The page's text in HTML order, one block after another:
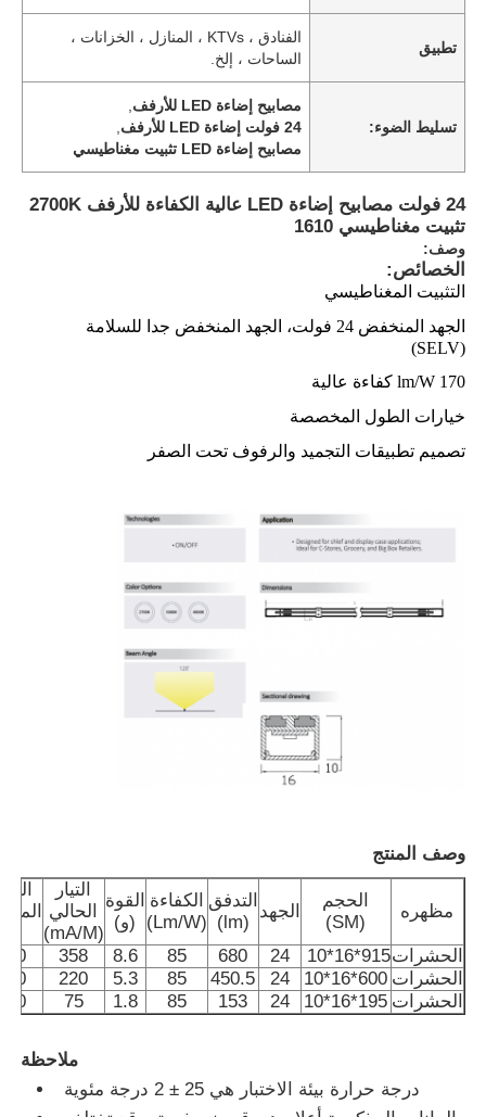
منزل
حول بنا
تطبيق
الفنادق ، KTVs ، المنازل ، الخزانات ،
الساحات ، إلخ.
تسليط الضوء:
مصابيح إضاءة LED للأرفف
24 فولت إضاءة LED للأرفف
مصابيح إضاءة LED تثبيت مغناطيسي
24 فولت مصابيح إضاءة LED عالية الكفاءة للأرفف 2700K
تثبيت مغناطيسي 1610
وصف:
الخصائص:
التثبيت المغناطيسي
الجهد المنخفض 24 فولت، الجهد المنخفض جدا للسلامة
(SELV)
170 lm/W كفاءة عالية
خيارات الطول المخصصة
تصميم تطبيقات التجميد والرفوف تحت الصفر
وصف المنتج
مظهره
الحجم
(SM)
الجهد
التدفق
(lm)
الكفاءة
(Lm/W)
القوة
(و)
التيار
الحالي
(mA/M)
الحشرات915*16*10
24
680
85
8.6
358
الحشرات 600*16*10
24
450.5
85
5.3
220
الحشرات 195*16*10
24
153
85
1.8
75
ملاحظة
درجة حرارة بيئة الاختبار هي 25 ± 2 درجة مئوية